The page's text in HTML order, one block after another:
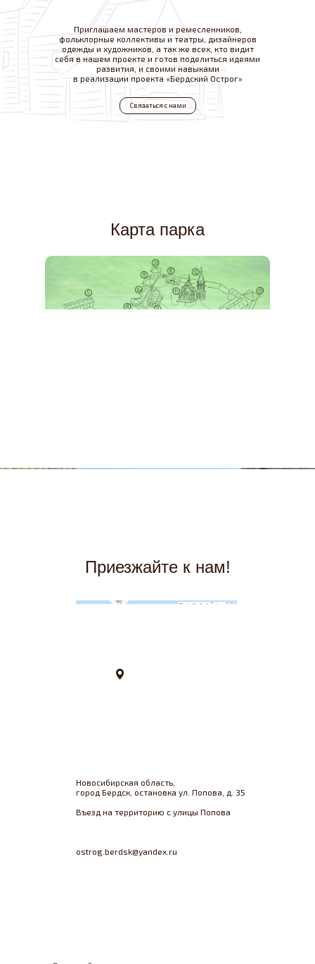
Приглашаем мастеров и ремесленников,
фольклорные коллективы и театры, дизайнеров
одежды и художников, а так же всех, кто видит
себя в нашем проекте и готов поделиться идеями
развития, и своими навыками
в реализации проекта «Бердский Острог»
Связаться с нами
Карта парка
Новосибирская область,
город Бердск, остановка ул. Попова, д. 35
Въезд на территорию с улицы Попова
ostrog.berdsk@yandex.ru
Приезжайте к нам!